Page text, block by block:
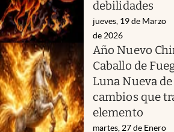
debilidades
jueves, 19 de Marzo
de 2026
Año Nuevo
Caballo de
Luna Nueva
cambios que
elemento
martes, 27 de Enero